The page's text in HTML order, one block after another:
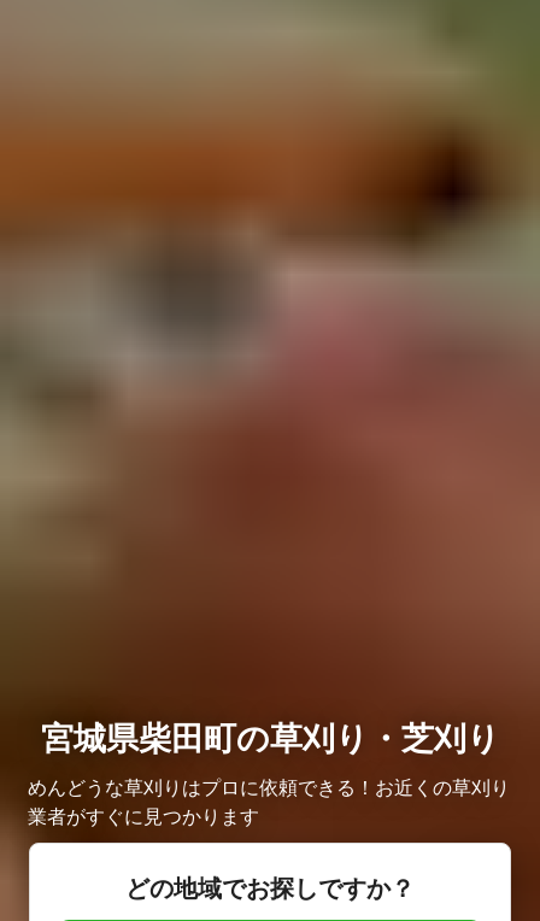
宮城県柴田町の草刈り・芝刈り
めんどうな草刈りはプロに依頼できる！お近くの草刈り
業者がすぐに見つかります
どの地域でお探しですか？